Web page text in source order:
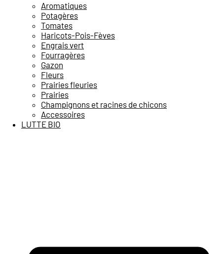
Aromatiques
Potagères
Tomates
Haricots-Pois-Fèves
Engrais vert
Fourragères
Gazon
Fleurs
Prairies fleuries
Prairies
Champignons et racines de chicons
Accessoires
LUTTE BIO